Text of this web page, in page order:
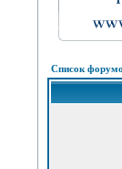
Список